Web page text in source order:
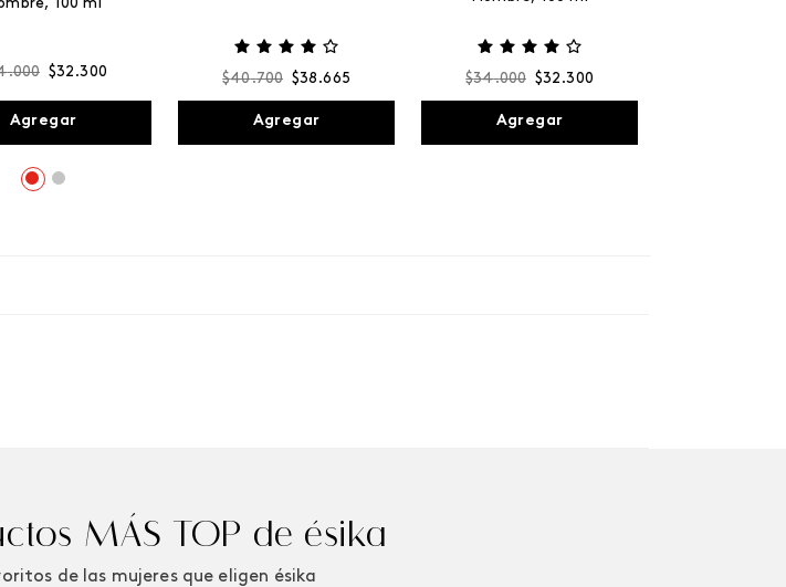
100 ml
.000 $32 .300
Agregar
$40.700 $38 .665
Agregar
$34.000 $32 .300
Agregar
MÁS TOP de ésika
de las mujeres que eligen ésika